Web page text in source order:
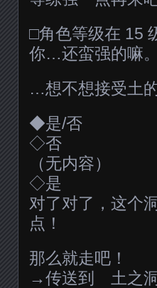
□角色等级在 15
你…还蛮强的嘛。
…想不想接受土
◆是/否
◇否
（无内容）
◇是
对了对了，这个
点！
那么就走吧！
→传送到 土之洞